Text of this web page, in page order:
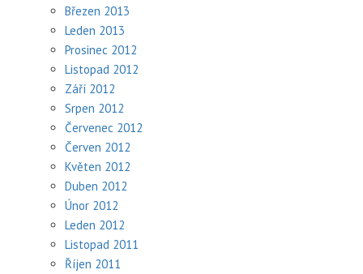
Březen 2013
Leden 2013
Prosinec 2012
Listopad 2012
Září 2012
Srpen 2012
Červenec 2012
Červen 2012
Květen 2012
Duben 2012
Únor 2012
Leden 2012
Listopad 2011
Říjen 2011